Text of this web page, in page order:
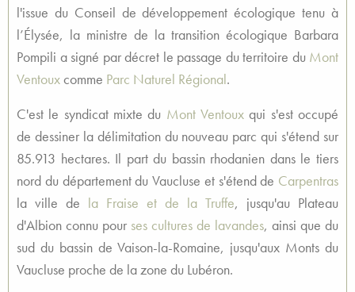
l'issue du Conseil de développement écologique tenu à
l’Élysée, la ministre de la transition écologique Barbara
Pompili a signé par décret le passage du territoire du Mont
Ventouxcomme Parc Naturel Régional.
C'est le syndicat mixte du Mont Ventoux qui s'est occupé
de dessiner la délimitation du nouveau parc qui s'étend sur
85.913 hectares. Il part du bassin rhodanien dans le tiers
nord du département du Vaucluse et s'étend de Carpentras
la ville de la Fraise et de la Truffe, jusqu'au Plateau
d'Albion connu pour ses cultures de lavandes, ainsi que du
sud du bassin de Vaison-la-Romaine, jusqu'aux Monts du
Vaucluse proche de la zone du Lubéron.